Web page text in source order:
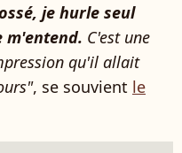
je hurle seul
m'entend. C'est une
qu'il allait
, se souvient le